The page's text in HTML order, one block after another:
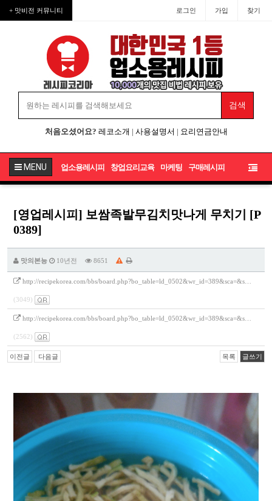
+ 맛비전 커뮤니티 로그인 가입 찾기
처음오셨어요? 레코소개 | 사용설명서 | 요리연금안내
MENU 업소용레시피 창업요리교육 마케팅 구매레시피
[영업레시피] 보쌈족발무김치맛나게 무치기 [P
0389]
맛의본능 10년전 8651
http://recipekorea.com/bbs/board.php?bo_table=ld_0502&wr_id=389&sca=&s…
(3049)
http://recipekorea.com/bbs/board.php?bo_table=ld_0502&wr_id=389&sca=&s…
(2562)
이전글 다음글 목록 글쓰기